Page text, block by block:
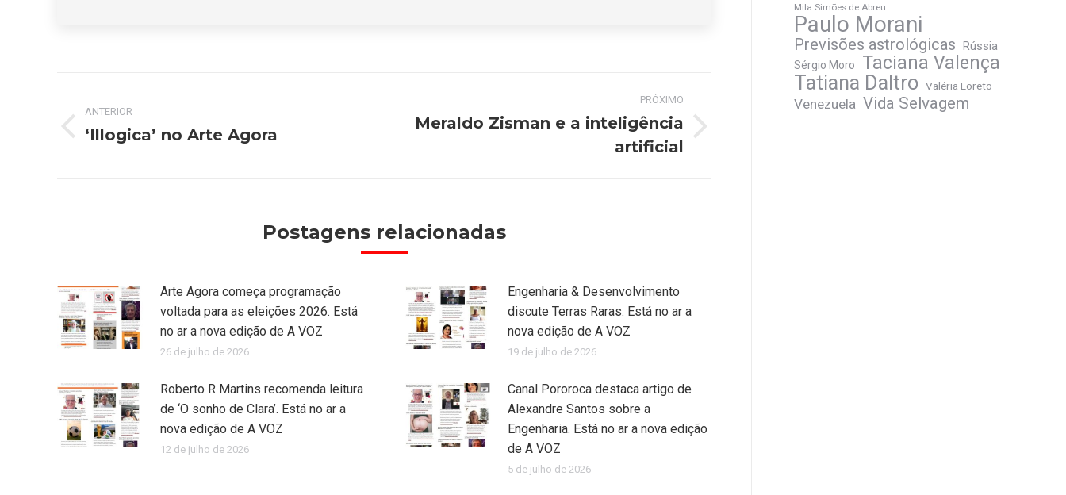
deANTERIOR
Post
‘Illogica’ no Arte Agora
PRÓXIMO
Meraldo Zisman e a inteligência
artificial
Postagens relacionadas
Arte Agora começa programação
voltada para as eleições 2026. Está
no ar a nova edição de A VOZ
26 de julho de 2026
Engenharia & Desenvolvimento
discute Terras Raras. Está no ar a
nova edição de A VOZ
19 de julho de 2026
Roberto R Martins recomenda leitura
de ‘O sonho de Clara’. Está no ar a
nova edição de A VOZ
12 de julho de 2026
Canal Pororoca destaca artigo de
Alexandre Santos sobre a
Engenharia. Está no ar a nova edição
de A VOZ
5 de julho de 2026
Mila Simões de Abreu
Paulo Morani
Previsões astrológicas Rússia
Sérgio Moro Taciana Valença
Tatiana Daltro Valéria Loreto
Venezuela Vida Selvagem